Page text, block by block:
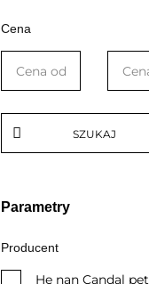
Cena
SZUKAJ
Parametry
Producent
He nan Candal pet